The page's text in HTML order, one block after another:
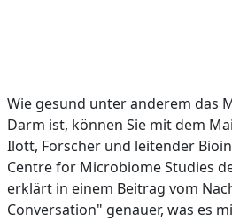
Wie gesund unter anderem das
Darm ist, können Sie mit dem
Ilott, Forscher und leitender
Centre for Microbiome Studies
erklärt in einem Beitrag vom
Conversation" genauer, was es